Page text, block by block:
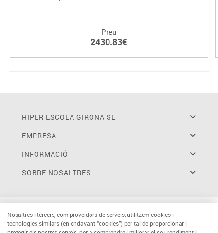
Preu
2430.83€
HIPER ESCOLA GIRONA SL
EMPRESA
INFORMACIÓ
SOBRE NOSALTRES
Nosaltres i tercers, com proveïdors de serveis, utilitzem cookies i
tecnologies similars (en endavant “cookies”) per tal de proporcionar i